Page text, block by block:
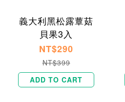
義大利黑松露蕈菇
貝果3入
NT$290
NT$399
ADD TO CART